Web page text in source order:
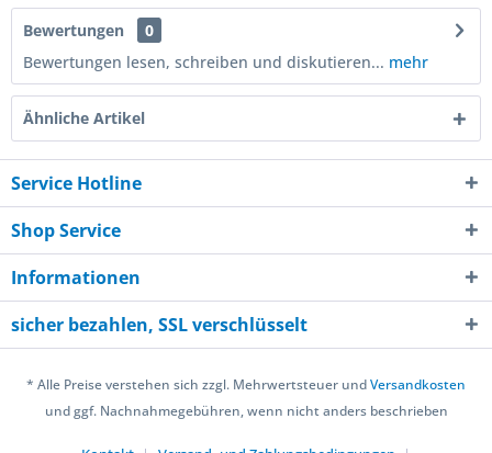
Bewertungen
0
Bewertungen lesen, schreiben und diskutieren... mehr
Ähnliche Artikel
Service Hotline
Shop Service
Informationen
sicher bezahlen, SSL verschlüsselt
* Alle Preise verstehen sich zzgl. Mehrwertsteuer undVersandkosten
und ggf. Nachnahmegebühren, wenn nicht anders beschrieben